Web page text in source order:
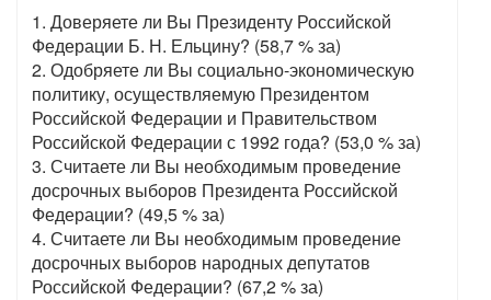
1. Доверяете ли Вы Президенту Российской
Федерации Б. Н. Ельцину? (58,7 % за)
2. Одобряете ли Вы социально-экономическую
политику, осуществляемую Президентом
Российской Федерации и Правительством
Российской Федерации с 1992 года? (53,0 % за)
3. Считаете ли Вы необходимым проведение
досрочных выборов Президента Российской
Федерации? (49,5 % за)
4. Считаете ли Вы необходимым проведение
досрочных выборов народных депутатов
Российской Федерации? (67,2 % за)